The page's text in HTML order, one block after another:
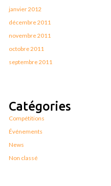
janvier 2012
décembre 2011
novembre 2011
octobre 2011
septembre 2011
Catégories
Compétitions
Événements
News
Non classé